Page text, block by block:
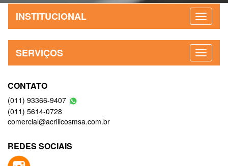
INSTITUCIONAL
SERVIÇOS
CONTATO
(011) 93366-9407
(011) 5614-0728
comercial@acrilicosmsa.com.br
REDES SOCIAIS